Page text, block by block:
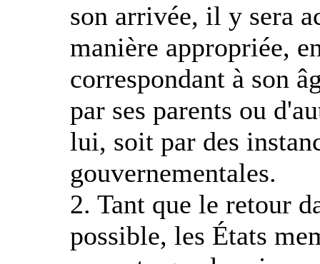
son arrivée, il y sera
manière appropriée,
correspondant à son
par ses parents ou
lui, soit par des
gouvernementales.
2. Tant que le retour
possible, les États